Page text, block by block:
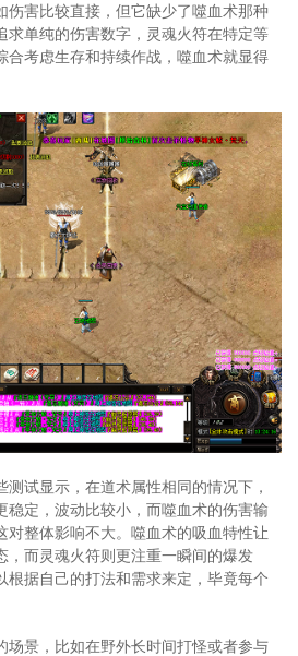
伤害比较直接，但它缺少了噬血术那种
求单纯的伤害数字，灵魂火符在特定等
合考虑生存和持续作战，噬血术就显得
试显示，在道术属性相同的情况下，
稳定，波动比较小，而噬血术的伤害输
对整体影响不大。噬血术的吸血特性让
，而灵魂火符则更注重一瞬间的爆发
根据自己的打法和需求来定，毕竟每个
场景，比如在野外长时间打怪或者参与